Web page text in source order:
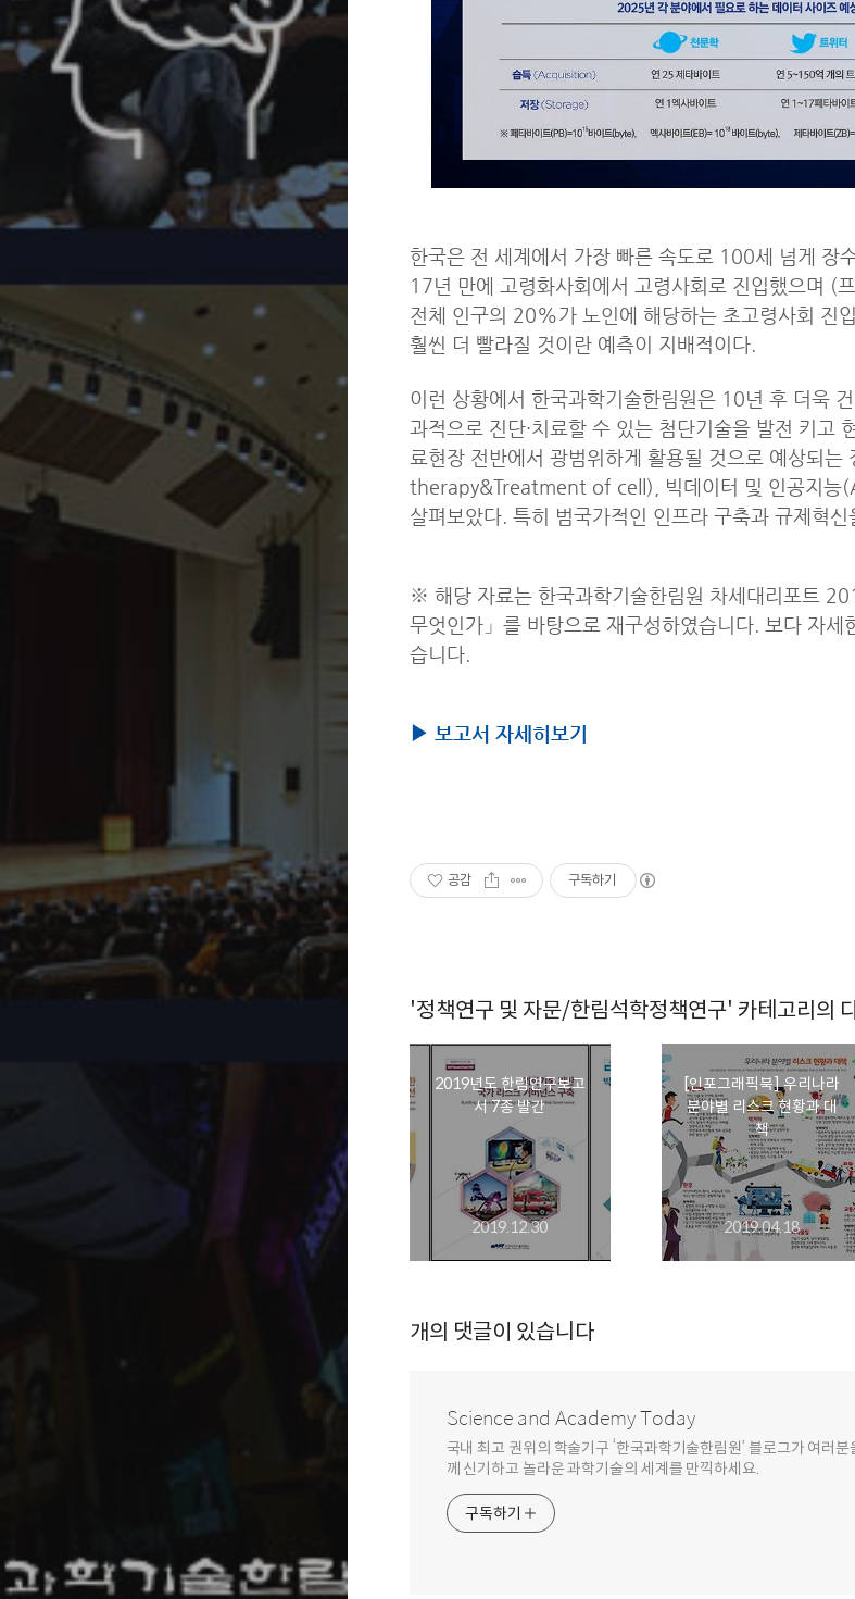
한국은 전 세계에서 가장 빠른 속도로 100세 넘게 장
17년 만에 고령화사회에서 고령사회로 진입했으며
전체 인구의 20%가 노인에 해당하는 초고령사회 진
훨씬 더 빨라질 것이란 예측이 지배적이다.
이런 상황에서 한국과학기술한림원은 10년 후 더욱
과적으로 진단·치료할 수 있는 첨단기술을 발전 키고
료현장 전반에서 광범위하게 활용될 것으로 예상되
therapy&Treatment of cell), 빅데이터 및 인공지능
살펴보았다. 특히 범국가적인 인프라 구축과 규제혁
※ 해당 자료는 한국과학기술한림원 차세대리포트
무엇인가」를 바탕으로 재구성하였습니다. 보다 자
습니다.
▶ 보고서 자세히보기
공감 구독하기
'정책연구 및 자문/한림석학정책연구' 카테고리의
2019년도 한림연구보고
서 7종 발간
2019.12.30
[인포그래픽북] 우리나라
분야별 리스크 현황과 대
책
2019.04.18
개의 댓글이 있습니다
Science and Academy Today
국내 최고 권위의 학술기구 ‘한국과학기술한림원’ 블로그가 여러
께 신기하고 놀라운 과학기술의 세계를 만끽하세요.
구독하기